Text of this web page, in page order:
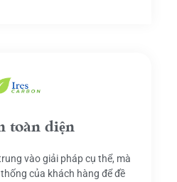
toàn diện
vào giải pháp cụ thể, mà
của khách hàng để đề